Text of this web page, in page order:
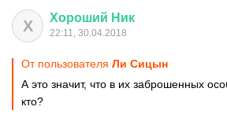
Х Хороший Ник
22:11, 30.04.2018
От пользователя Ли Сицын
А это значит, что в их заброшенных
кто?